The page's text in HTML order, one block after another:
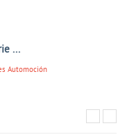
...
Automoción